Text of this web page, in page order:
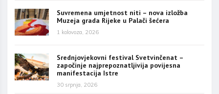
Suvremena umjetnost niti – nova izložba
Muzeja grada Rijeke u Palači šećera
1 kolovoza, 2026
Srednjovjekovni festival Svetvinčenat –
započinje najprepoznatljivija povijesna
manifestacija Istre
30 srpnja, 2026